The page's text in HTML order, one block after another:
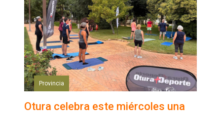
Provincia
Otura celebra este miércoles una